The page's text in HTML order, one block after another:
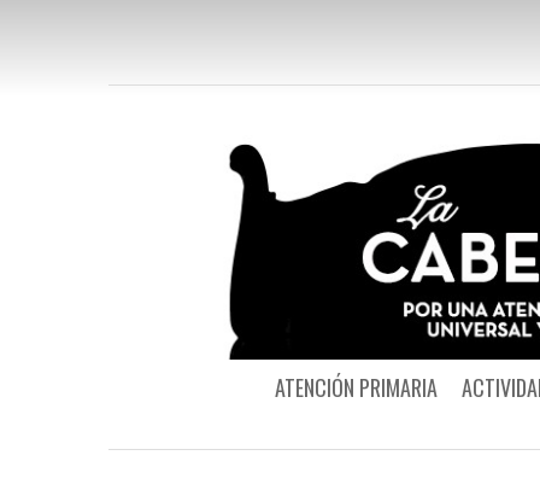
ATENCIÓN PRIMARIA